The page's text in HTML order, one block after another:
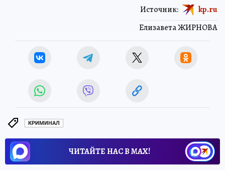
Елизавета ЖИРНОВА
Источник: kp.ru
КРИМИНАЛ
ЧИТАЙТЕ НАС В МАХ!